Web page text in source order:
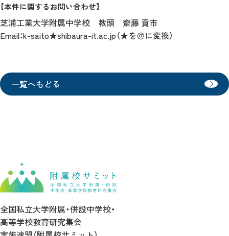
【本件に関するお問い合わせ】
芝浦工業大学附属中学校 教頭 齋藤 貢市
Email：k-saito★shibaura-it.ac.jp（★を＠に変換）
一覧へもどる
全国私立大学附属・併設中学校・
高等学校教育研究集会